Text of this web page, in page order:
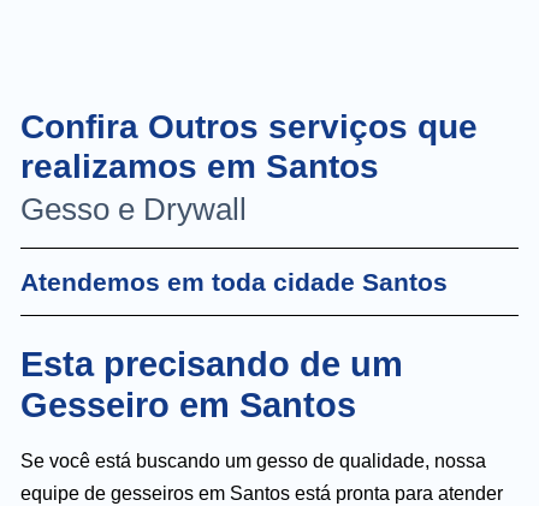
Confira Outros serviços que
realizamos em Santos
Gesso e Drywall
Atendemos em toda cidade Santos
Esta precisando de um
Gesseiro em Santos
Se você está buscando um gesso de qualidade, nossa
equipe de gesseiros em Santos está pronta para atender